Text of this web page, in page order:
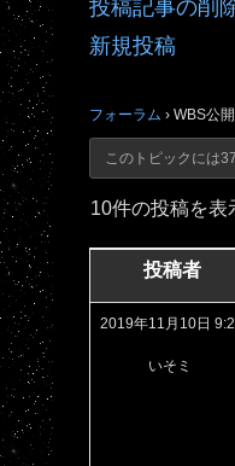
投稿記事の削
新規投稿
フォーラム › WBS公
このトピックには
10件の投稿を表
投稿者
2019年11月10日
いそミ